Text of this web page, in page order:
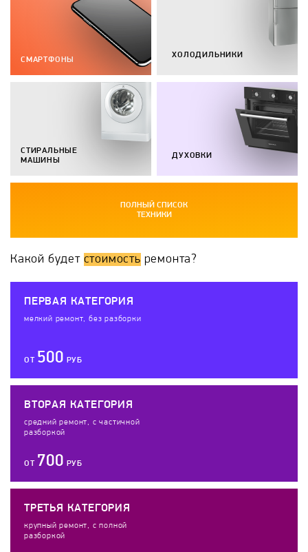
СМАРТФОНЫ
СТИРАЛЬНЫЕ
МАШИНЫ
ХОЛОДИЛЬНИКИ
ДУХОВКИ
ПОЛНЫЙ СПИСОК
ТЕХНИКИ
Какой будет стоимость ремонта?
ПЕРВАЯ КАТЕГОРИЯ
мелкий ремонт, без разборки
ОТ 500 РУБ
ВТОРАЯ КАТЕГОРИЯ
средний ремонт, с частичной
разборкой
ОТ 700 РУБ
ТРЕТЬЯ КАТЕГОРИЯ
крупный ремонт, с полной
разборкой